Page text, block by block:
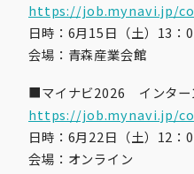
https://job.mynavi.jp/
日時：6月15日（土）13：
会場：青森産業会館
■マイナビ2026 インター
https://job.mynavi.jp/
日時：6月22日（土）12：
会場：オンライン